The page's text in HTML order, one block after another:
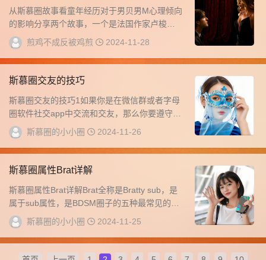
理倾向的影响
从斯慕圈故事看童年经历对于男贝男M心理倾向
的影响分享两个故事，一个是法国作家卢梭的
自传作品《忏悔录》记录的自己童年的倾向的
唤起经...
煎鸡不成反被鸡煎 2024-11-28
斯慕圈交友的技巧
斯慕圈交友的技巧1如果你是在微信群或者字母
圈软件社交app中交流和交友，那么你要遵守群
规，不要骚扰人，文明交友，体现自己的素
质，...
斯慕圈的小小圈 2024-11-26
斯慕圈属性Brat详解
斯慕圈属性Brat详解Brat全称是Bratty sub，是
属于sub属性，是BDSM圈子的五种最常见的属
性之一。Brat是一种...
斯慕圈的小小圈 2024-11-25